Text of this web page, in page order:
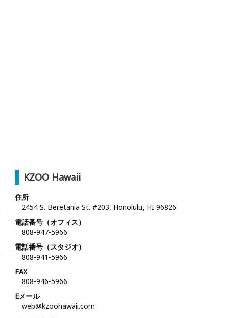
KZOO Hawaii
住所
2454 S. Beretania St. #203, Honolulu, HI 96826
電話番号（オフィス）
808-947-5966
電話番号（スタジオ）
808-941-5966
FAX
808-946-5966
Eメール
web@kzoohawaii.com